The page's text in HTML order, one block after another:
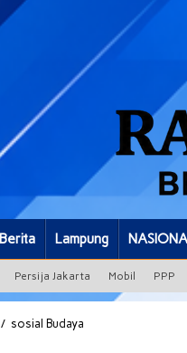
Berita Lampung
Persija Jakarta Mobil PPP
/ sosial Budaya